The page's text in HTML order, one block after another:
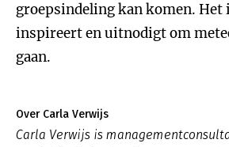
groepsindeling kan komen. Het
inspireert en uitnodigt om
gaan.
Over Carla Verwijs
Carla Verwijs is